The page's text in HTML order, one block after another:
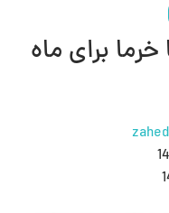
برای ماه